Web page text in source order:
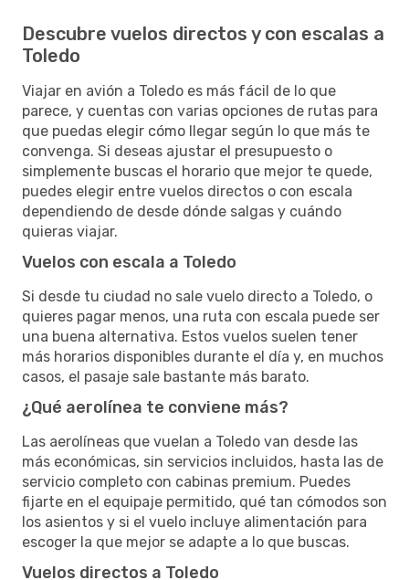
Descubre vuelos directos y con escalas a
Toledo
Viajar en avión a Toledo es más fácil de lo que
parece, y cuentas con varias opciones de rutas para
que puedas elegir cómo llegar según lo que más te
convenga. Si deseas ajustar el presupuesto o
simplemente buscas el horario que mejor te quede,
puedes elegir entre vuelos directos o con escala
dependiendo de desde dónde salgas y cuándo
quieras viajar.
Vuelos con escala a Toledo
Si desde tu ciudad no sale vuelo directo a Toledo, o
quieres pagar menos, una ruta con escala puede ser
una buena alternativa. Estos vuelos suelen tener
más horarios disponibles durante el día y, en muchos
casos, el pasaje sale bastante más barato.
¿Qué aerolínea te conviene más?
Las aerolíneas que vuelan a Toledo van desde las
más económicas, sin servicios incluidos, hasta las de
servicio completo con cabinas premium. Puedes
fijarte en el equipaje permitido, qué tan cómodos son
los asientos y si el vuelo incluye alimentación para
escoger la que mejor se adapte a lo que buscas.
Vuelos directos a Toledo